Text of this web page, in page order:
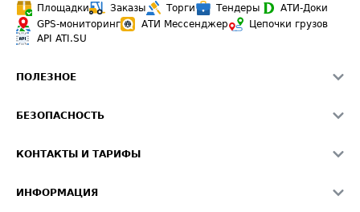
Площадки
Заказы Торги Тендеры
АТИ-Доки
GPS-мониторинг
АТИ Мессенджер
Цепочки грузов
API ATI.SU
ПОЛЕЗНОЕ
Звезды ATI.SU на вашем сайте
Средние ставки
БЕЗОПАСНОСТЬ
Светофор+
КОНТАКТЫ И ТАРИФЫ
ИНФОРМАЦИЯ